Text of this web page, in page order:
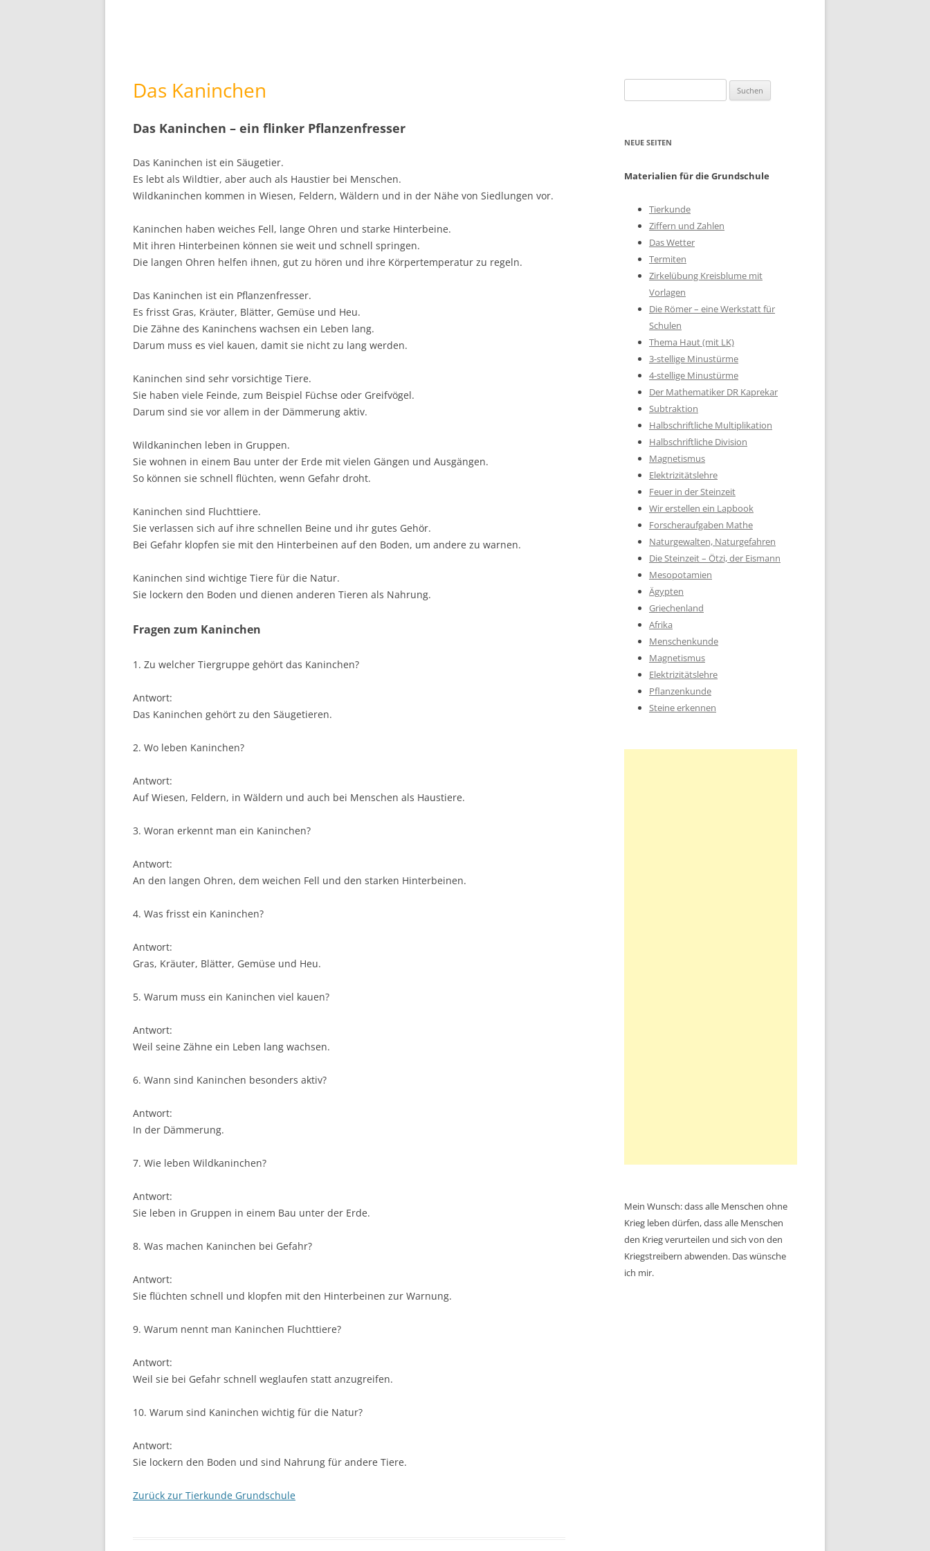
Das Kaninchen
Das Kaninchen – ein flinker Pflanzenfresser
Das Kaninchen ist ein Säugetier.
Es lebt als Wildtier, aber auch als Haustier bei Menschen.
Wildkaninchen kommen in Wiesen, Feldern, Wäldern und in der Nähe von Siedlungen vor.
Kaninchen haben weiches Fell, lange Ohren und starke Hinterbeine.
Mit ihren Hinterbeinen können sie weit und schnell springen.
Die langen Ohren helfen ihnen, gut zu hören und ihre Körpertemperatur zu regeln.
Das Kaninchen ist ein Pflanzenfresser.
Es frisst Gras, Kräuter, Blätter, Gemüse und Heu.
Die Zähne des Kaninchens wachsen ein Leben lang.
Darum muss es viel kauen, damit sie nicht zu lang werden.
Kaninchen sind sehr vorsichtige Tiere.
Sie haben viele Feinde, zum Beispiel Füchse oder Greifvögel.
Darum sind sie vor allem in der Dämmerung aktiv.
Wildkaninchen leben in Gruppen.
Sie wohnen in einem Bau unter der Erde mit vielen Gängen und Ausgängen.
So können sie schnell flüchten, wenn Gefahr droht.
Kaninchen sind Fluchttiere.
Sie verlassen sich auf ihre schnellen Beine und ihr gutes Gehör.
Bei Gefahr klopfen sie mit den Hinterbeinen auf den Boden, um andere zu warnen.
Kaninchen sind wichtige Tiere für die Natur.
Sie lockern den Boden und dienen anderen Tieren als Nahrung.
Fragen zum Kaninchen
1. Zu welcher Tiergruppe gehört das Kaninchen?
Antwort:
Das Kaninchen gehört zu den Säugetieren.
2. Wo leben Kaninchen?
Antwort:
Auf Wiesen, Feldern, in Wäldern und auch bei Menschen als Haustiere.
3. Woran erkennt man ein Kaninchen?
Antwort:
An den langen Ohren, dem weichen Fell und den starken Hinterbeinen.
4. Was frisst ein Kaninchen?
Antwort:
Gras, Kräuter, Blätter, Gemüse und Heu.
5. Warum muss ein Kaninchen viel kauen?
Antwort:
Weil seine Zähne ein Leben lang wachsen.
6. Wann sind Kaninchen besonders aktiv?
Antwort:
In der Dämmerung.
7. Wie leben Wildkaninchen?
Antwort:
Sie leben in Gruppen in einem Bau unter der Erde.
8. Was machen Kaninchen bei Gefahr?
Antwort:
Sie flüchten schnell und klopfen mit den Hinterbeinen zur Warnung.
9. Warum nennt man Kaninchen Fluchttiere?
Antwort:
Weil sie bei Gefahr schnell weglaufen statt anzugreifen.
10. Warum sind Kaninchen wichtig für die Natur?
Antwort:
Sie lockern den Boden und sind Nahrung für andere Tiere.
Zurück zur Tierkunde Grundschule
nach:
NEUE SEITEN
Materialien für die Grundschule
Tierkunde
Ziffern und Zahlen
Das Wetter
Termiten
Zirkelübung Kreisblume mit
Vorlagen
Die Römer – eine Werkstatt für
Schulen
Thema Haut (mit LK)
3-stellige Minustürme
4-stellige Minustürme
Der Mathematiker DR Kaprekar
Subtraktion
Halbschriftliche Multiplikation
Halbschriftliche Division
Magnetismus
Elektrizitätslehre
Feuer in der Steinzeit
Wir erstellen ein Lapbook
Forscheraufgaben Mathe
Naturgewalten, Naturgefahren
Die Steinzeit – Ötzi, der Eismann
Mesopotamien
Ägypten
Griechenland
Afrika
Menschenkunde
Magnetismus
Elektrizitätslehre
Pflanzenkunde
Steine erkennen
Mein Wunsch: dass alle Menschen ohne
Krieg leben dürfen, dass alle Menschen
den Krieg verurteilen und sich von den
Kriegstreibern abwenden. Das wünsche
ich mir.